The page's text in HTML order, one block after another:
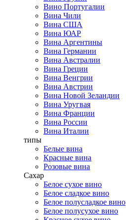
Вино Португалии
Вина Чили
Вина США
Вина ЮАР
Вина Аргентины
Вина Германии
Вина Австралии
Вина Греции
Вина Венгрии
Вина Австрии
Вина Новой Зеландии
Вина Уругвая
Вина Франции
Вина России
Вина Италии
типы
Белые вина
Красные вина
Розовые вина
Сахар
Белое сухое вино
Белое сладкое вино
Белое полусладкое вино
Белое полусухое вино